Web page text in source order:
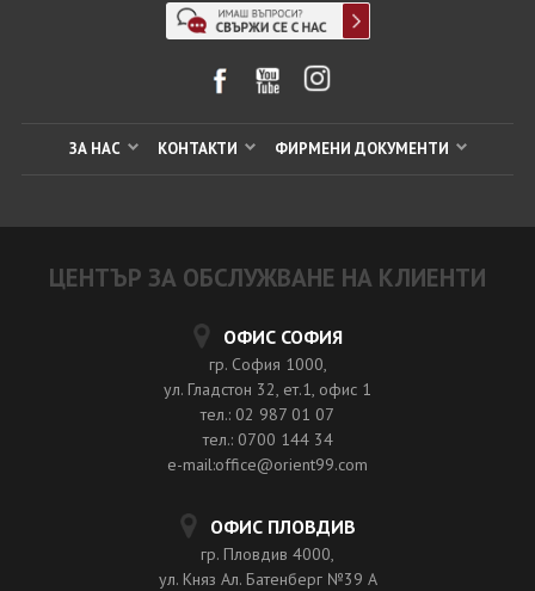
ЗА НАС КОНТАКТИ ФИРМЕНИ ДОКУМЕНТИ
ЦЕНТЪР ЗА ОБСЛУЖВАНЕ НА КЛИЕНТИ
ОФИС СОФИЯ
гр. София 1000,
ул. Гладстон 32, ет.1, офис 1
тел.: 02 987 01 07
тел.: 0700 144 34
e-mail:office@orient99.com
ОФИС ПЛОВДИВ
гр. Пловдив 4000,
ул. Княз Ал. Батенберг №39 A